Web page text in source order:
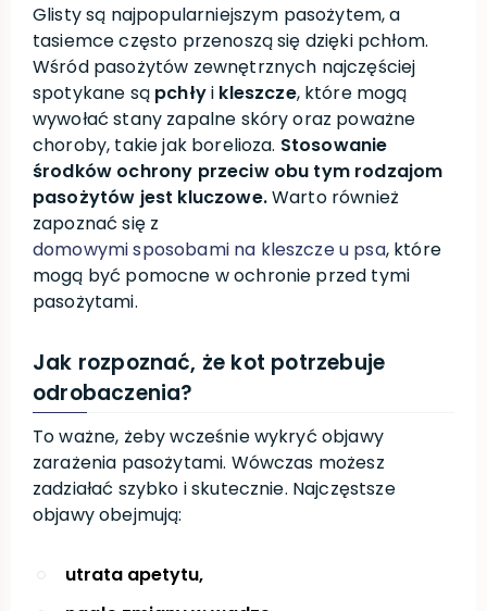
Glisty są najpopularniejszym pasożytem, a
tasiemce często przenoszą się dzięki pchłom.
Wśród pasożytów zewnętrznych najczęściej
spotykane są pchłyi kleszcze, które mogą
wywołać stany zapalne skóry oraz poważne
choroby, takie jak borelioza. Stosowanie
środków ochrony przeciw obu tym rodzajom
pasożytów jest kluczowe.Warto również
zapoznać się z
domowymi sposobami na kleszcze u psa, które
mogą być pomocne w ochronie przed tymi
pasożytami.
Jak rozpoznać, że kot potrzebuje
odrobaczenia?
To ważne, żeby wcześnie wykryć objawy
zarażenia pasożytami. Wówczas możesz
zadziałać szybko i skutecznie. Najczęstsze
objawy obejmują:
utrata apetytu,